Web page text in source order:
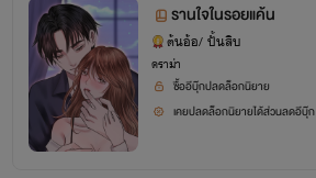
รานใจในรอยแค้น
ต้นอ้อ/ ปั้นสิบ
ดราม่า
ซื้ออีบุ๊กปลดล็อกนิยาย
เคยปลดล็อกนิยายได้ส่วนลดอีบุ๊ก